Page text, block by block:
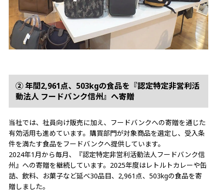
② 年間2,961点、503kgの食品を『認定特定非営利活
動法人 フードバンク信州』へ寄贈
当社では、社員向け販売に加え、フードバンクへの寄贈を通じた
有効活用も進めています。購買部門が対象商品を選定し、受入条
件を満たす食品をフードバンクへ提供しています。
2024年1月から毎月、『認定特定非営利活動法人フードバンク信
州』への寄贈を継続しています。2025年度はレトルトカレーや缶
詰、飲料、お菓子など延べ30品目、2,961点、503kgの食品を寄
贈しました。